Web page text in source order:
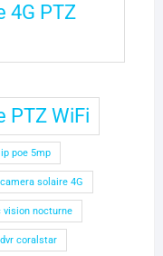
4G PTZ
PTZ WiFi
poe 5mp
camera solaire 4G
vision nocturne
dvr coralstar